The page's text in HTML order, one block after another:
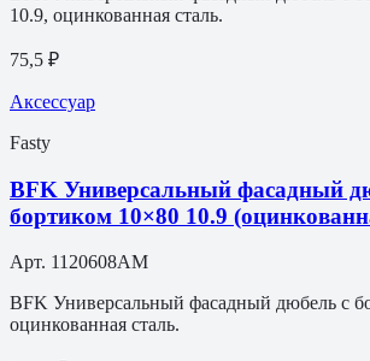
10.9, оцинкованная сталь.
75,5 ₽
Аксессуар
Fasty
BFK Универсальный фасадный
бортиком 10×80 10.9
Арт. 1120608AM
BFK Универсальный фасадный дюбель с
оцинкованная сталь.